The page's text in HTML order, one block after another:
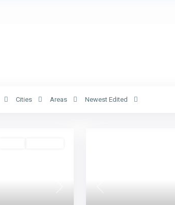
Cities Areas Newest Edited